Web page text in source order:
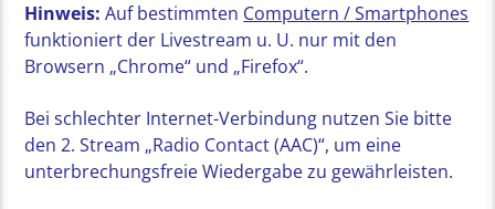
Hinweis: Auf bestimmten Computern / Smartphones
funktioniert der Livestream u. U. nur mit den
Browsern „Chrome“ und „Firefox“.
Bei schlechter Internet-Verbindung nutzen Sie bitte
den 2. Stream „Radio Contact (AAC)“, um eine
unterbrechungsfreie Wiedergabe zu gewährleisten.